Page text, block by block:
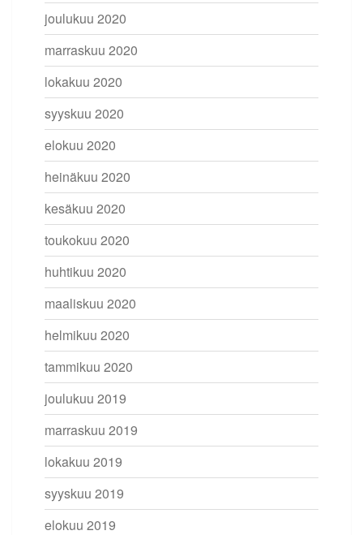
joulukuu 2020
marraskuu 2020
lokakuu 2020
syyskuu 2020
elokuu 2020
heinäkuu 2020
kesäkuu 2020
toukokuu 2020
huhtikuu 2020
maaliskuu 2020
helmikuu 2020
tammikuu 2020
joulukuu 2019
marraskuu 2019
lokakuu 2019
syyskuu 2019
elokuu 2019